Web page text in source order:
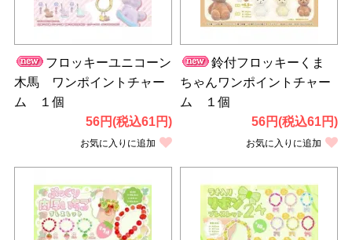
フロッキーユニコーン
木馬 ワンポイントチャー
ム １個
56円(税込61円)
お気に入りに追加
鈴付フロッキーくま
ちゃんワンポイントチャー
ム １個
56円(税込61円)
お気に入りに追加